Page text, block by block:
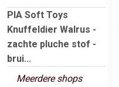
PIA Soft Toys
Knuffeldier Walrus -
zachte pluche stof -
brui...
Meerdere shops